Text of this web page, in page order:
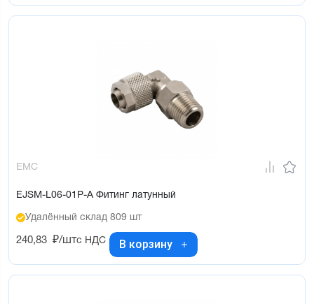
EMC
EJSM-L06-01P-A Фитинг латунный
Удалённый склад 809 шт
240,83 ₽/штс НДС В корзину